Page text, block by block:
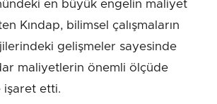
en büyük engelin maliyet
Kındap, bilimsel çalışmaların
gelişmeler sayesinde
maliyetlerin önemli ölçüde
işaret etti.